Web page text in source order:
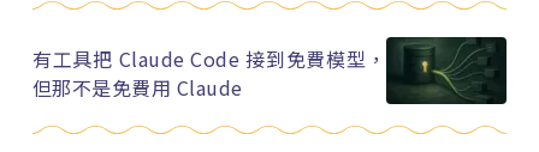
有工具把 Claude Code 接到免費模型，
但那不是免費用 Claude